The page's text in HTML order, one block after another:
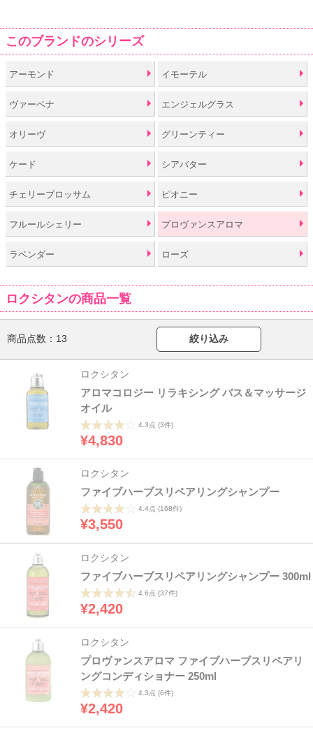
このブランドのシリーズ
アーモンド イモーテル
ヴァーベナ エンジェルグラス
オリーヴ グリーンティー
ケード シアバター
チェリーブロッサム ピオニー
フルールシェリー プロヴァンスアロマ
ラベンダー ローズ
ロクシタンの商品一覧
商品点数： 13 絞り込み
ロクシタン
アロマコロジー リラキシング バス＆マッサージ
オイル
4.3点 (3件)
¥4,830
ロクシタン
ファイブハーブスリペアリングシャンプー
4.4点 (168件)
¥3,550
ロクシタン
ファイブハーブスリペアリングシャンプー 300ml
4.6点 (37件)
¥2,420
ロクシタン
プロヴァンスアロマ ファイブハーブスリペアリ
ングコンディショナー 250ml
4.3点 (6件)
¥2,420